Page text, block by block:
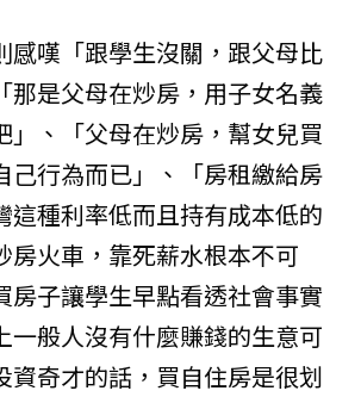
感嘆「跟學生沒關，跟父母比
那是父母在炒房，用子女名義
」、「父母在炒房，幫女兒買
己行為而已」、「房租繳給房
這種利率低而且持有成本低的
房火車，靠死薪水根本不可
房子讓學生早點看透社會事實
一般人沒有什麼賺錢的生意可
資奇才的話，買自住房是很划